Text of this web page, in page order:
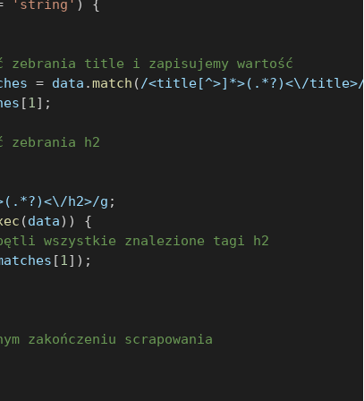
'string' )
{
zebrania title i zapisujemy wartość
= data .match (/<title[^>]*>(.*?)<\/title>/
[1] ;
zebrania h2
h2>/g ;
(data) )
{
wszystkie znalezione tagi h2
[1] ) ;
zakończeniu scrapowania